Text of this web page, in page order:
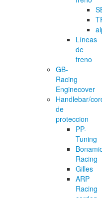
Líneas
de
freno
GB-
Racing
Enginecover
Handlebar/
de
proteccion
PP-
Tuning
Racing
Gilles
ARP
Racing